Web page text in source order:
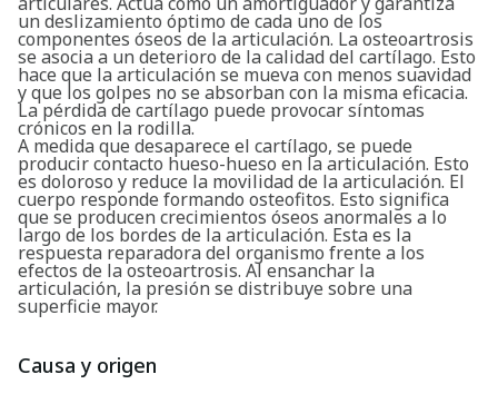
un deslizamiento óptimo de cada uno de los
componentes óseos de la articulación. La osteoartrosis
se asocia a un deterioro de la calidad del cartílago. Esto
hace que la articulación se mueva con menos suavidad
y que los golpes no se absorban con la misma eficacia.
La pérdida de cartílago puede provocar síntomas
crónicos en la rodilla.
A medida que desaparece el cartílago, se puede
producir contacto hueso-hueso en la articulación. Esto
es doloroso y reduce la movilidad de la articulación. El
cuerpo responde formando osteofitos. Esto significa
que se producen crecimientos óseos anormales a lo
largo de los bordes de la articulación. Esta es la
respuesta reparadora del organismo frente a los
efectos de la osteoartrosis. Al ensanchar la
articulación, la presión se distribuye sobre una
superficie mayor.
Causa y origen